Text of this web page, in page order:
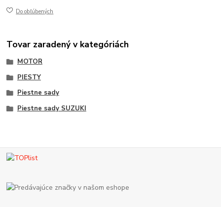
Do obľúbených
Tovar zaradený v kategóriách
MOTOR
PIESTY
Piestne sady
Piestne sady SUZUKI